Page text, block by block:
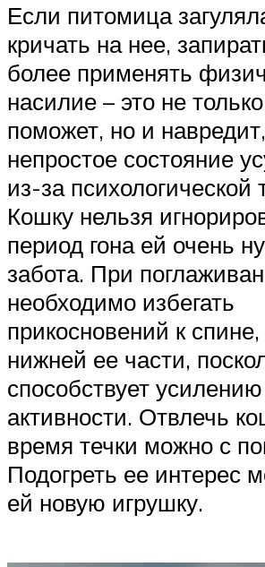
Если питомица
кричать на нее,
более применять
насилие – это не
поможет, но и
непростое состояние
из-за психологической
Кошку нельзя
период гона ей очень
забота. При
необходимо избегать
прикосновений к
нижней ее части,
способствует
активности. Отвлечь
время течки можно с
Подогреть ее интерес
ей новую игрушку.